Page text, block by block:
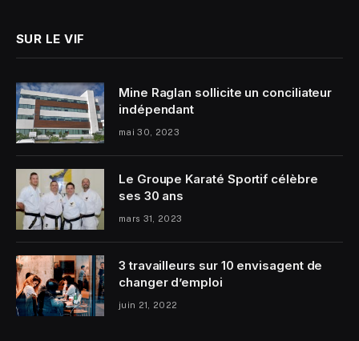
SUR LE VIF
Mine Raglan sollicite un conciliateur
indépendant
mai 30, 2023
Le Groupe Karaté Sportif célèbre
ses 30 ans
mars 31, 2023
3 travailleurs sur 10 envisagent de
changer d’emploi
juin 21, 2022